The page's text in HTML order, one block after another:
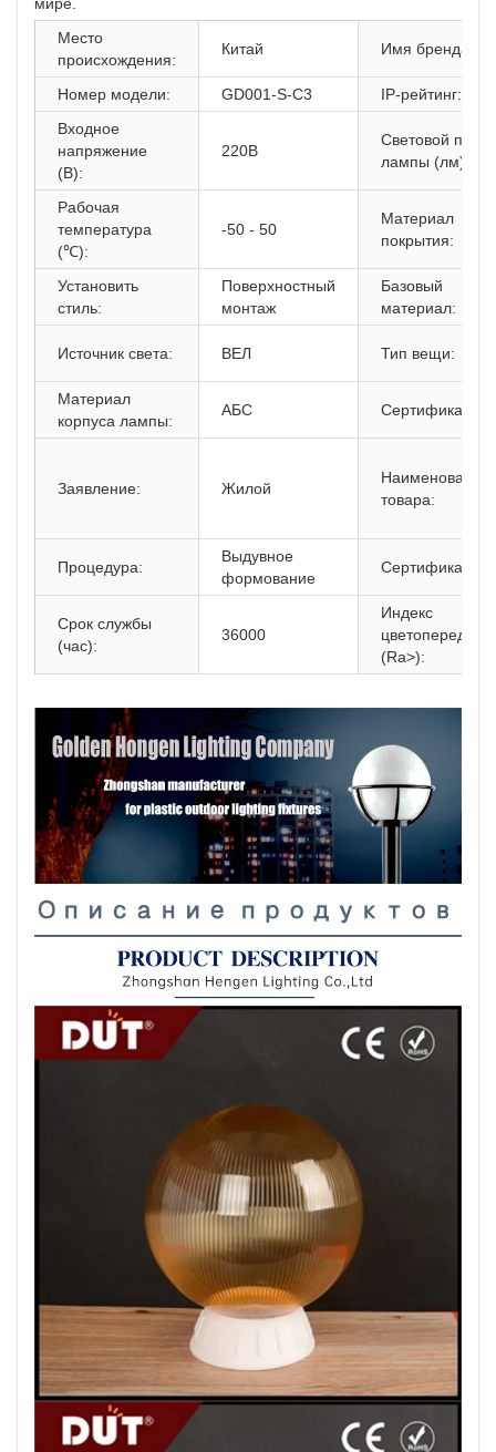
мире.
Место
происхождения:
Китай Имя бренда:
Номер модели: GD001-S-C3
IP-рейтинг:
Входное
напряжение
(В):
220В
Световой поток
лампы (лм):
Рабочая
температура
(℃):
-50 - 50
Материал
покрытия:
Установить
стиль:
Поверхностный
монтаж
Базовый
материал:
Источник света: ВЕЛ Тип вещи:
Материал
корпуса лампы:
АБС Сертификация:
Заявление: Жилой
Наименование
товара:
Процедура:
Выдувное
формование
Сертификат:
Срок службы
(час):
36000
Индекс
цветопередачи
(Ra>):
Описание продуктов